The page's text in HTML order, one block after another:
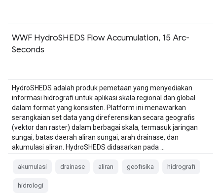
WWF HydroSHEDS Flow Accumulation, 15 Arc-
Seconds
HydroSHEDS adalah produk pemetaan yang menyediakan
informasi hidrografi untuk aplikasi skala regional dan global
dalam format yang konsisten. Platform ini menawarkan
serangkaian set data yang direferensikan secara geografis
(vektor dan raster) dalam berbagai skala, termasuk jaringan
sungai, batas daerah aliran sungai, arah drainase, dan
akumulasi aliran. HydroSHEDS didasarkan pada …
akumulasi drainase aliran geofisika hidrografi
hidrologi